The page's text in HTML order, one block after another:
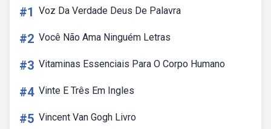
#1 Voz Da Verdade Deus De Palavra
#2 Você Não Ama Ninguém Letras
#3 Vitaminas Essenciais Para O Corpo Humano
#4 Vinte E Três Em Ingles
#5 Vincent Van Gogh Livro